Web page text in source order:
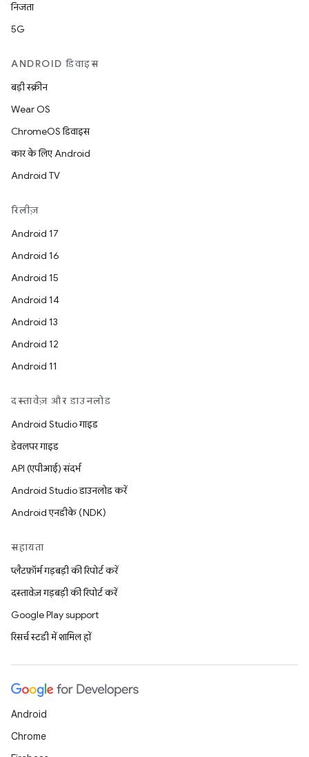
निजता
5G
ANDROID डिवाइस
बड़ी स्क्रीन
Wear OS
ChromeOS डिवाइस
कार के लिए Android
Android TV
रिलीज़
Android 17
Android 16
Android 15
Android 14
Android 13
Android 12
Android 11
दस्तावेज़ और डाउनलोड
Android Studio गाइड
डेवलपर गाइड
API (एपीआई) संदर्भ
Android Studio डाउनलोड करें
Android एनडीके (NDK)
सहायता
प्लैटफ़ॉर्म गड़बड़ी की रिपोर्ट करें
दस्तावेज़ गड़बड़ी की रिपोर्ट करें
Google Play support
रिसर्च स्टडी में शामिल हों
Android
Chrome